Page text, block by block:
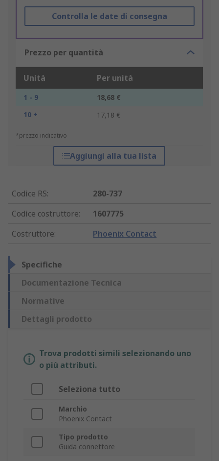
Controlla le date di consegna
Prezzo per quantità
Unità Per unità
1 - 9
18,68 €
10 +
17,18 €
*prezzo indicativo
Aggiungi alla tua lista
Codice RS:
280-737
Codice costruttore:
1607775
Costruttore: Phoenix Contact
Specifiche
Documentazione Tecnica
Normative
Dettagli prodotto
Trova prodotti simili selezionando uno
o più attributi.
Seleziona tutto
Marchio
Phoenix Contact
Tipo prodotto
Guida connettore